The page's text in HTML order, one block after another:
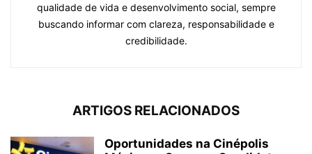
qualidade de vida e desenvolvimento social, sempre
buscando informar com clareza, responsabilidade e
credibilidade.
ARTIGOS RELACIONADOS
Oportunidades na Cinépolis